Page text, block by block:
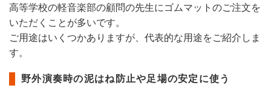
高等学校の軽音楽部の顧問の先生にゴムマットのご注文を
いただくことが多いです。
ご用途はいくつかありますが、代表的な用途をご紹介しま
す。
野外演奏時の泥はね防止や足場の安定に使う